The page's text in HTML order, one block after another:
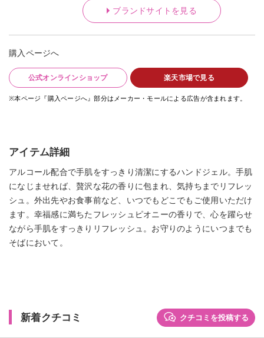
ブランドサイトを見る
購入ページへ
公式オンラインショップ 楽天市場で見る
※本ページ『購入ページへ』部分はメーカー・モールによる広告が含まれます。
アイテム詳細
アルコール配合で手肌をすっきり清潔にするハンドジェル。手肌
になじませれば、贅沢な花の香りに包まれ、気持ちまでリフレッ
シュ。外出先やお食事前など、いつでもどこでもご使用いただけ
ます。幸福感に満ちたフレッシュピオニーの香りで、心を躍らせ
ながら手肌をすっきりリフレッシュ。お守りのようにいつまでも
そばにおいて。
新着クチコミ クチコミを投稿する